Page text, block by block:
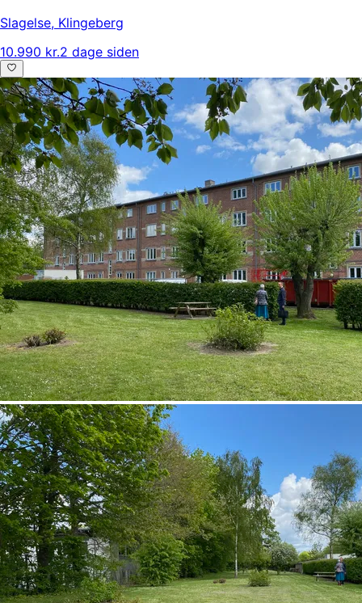
Slagelse, Klingeberg
10.990 kr.2 dage siden